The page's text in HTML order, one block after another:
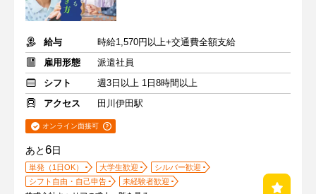
給与
時給1,570円以上+交通費全額支給
雇用形態
派遣社員
シフト
週3日以上 1日8時間以上
アクセス
田川伊田駅
オンライン面接可
あと6日
単発（1日OK） 大学生歓迎
シルバー歓迎
シフト自由・自己申告
未経験者歓迎